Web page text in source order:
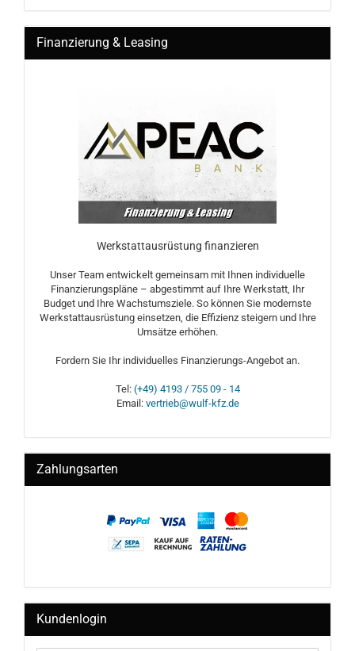
Finanzierung & Leasing
Werkstattausrüstung finanzieren
Unser Team entwickelt gemeinsam mit Ihnen individuelle
Finanzierungspläne – abgestimmt auf Ihre Werkstatt, Ihr
Budget und Ihre Wachstumsziele. So können Sie modernste
Werkstattausrüstung einsetzen, die Effizienz steigern und Ihre
Umsätze erhöhen.
Fordern Sie Ihr individuelles Finanzierungs-Angebot an.
Tel: (+49) 4193 / 755 09 - 14
Email: vertrieb@wulf-kfz.de
Zahlungsarten
Kundenlogin